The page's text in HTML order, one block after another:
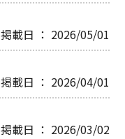
掲載日 ： 2026/05/01
掲載日 ： 2026/04/01
掲載日 ： 2026/03/02